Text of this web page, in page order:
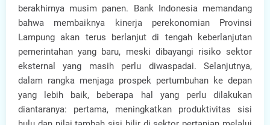
berakhirnya musim panen. Bank Indonesia memandang
bahwa membaiknya kinerja perekonomian Provinsi
Lampung akan terus berlanjut di tengah keberlanjutan
pemerintahan yang baru, meski dibayangi risiko sektor
eksternal yang masih perlu diwaspadai. Selanjutnya,
dalam rangka menjaga prospek pertumbuhan ke depan
yang lebih baik, beberapa hal yang perlu dilakukan
diantaranya: pertama, meningkatkan produktivitas sisi